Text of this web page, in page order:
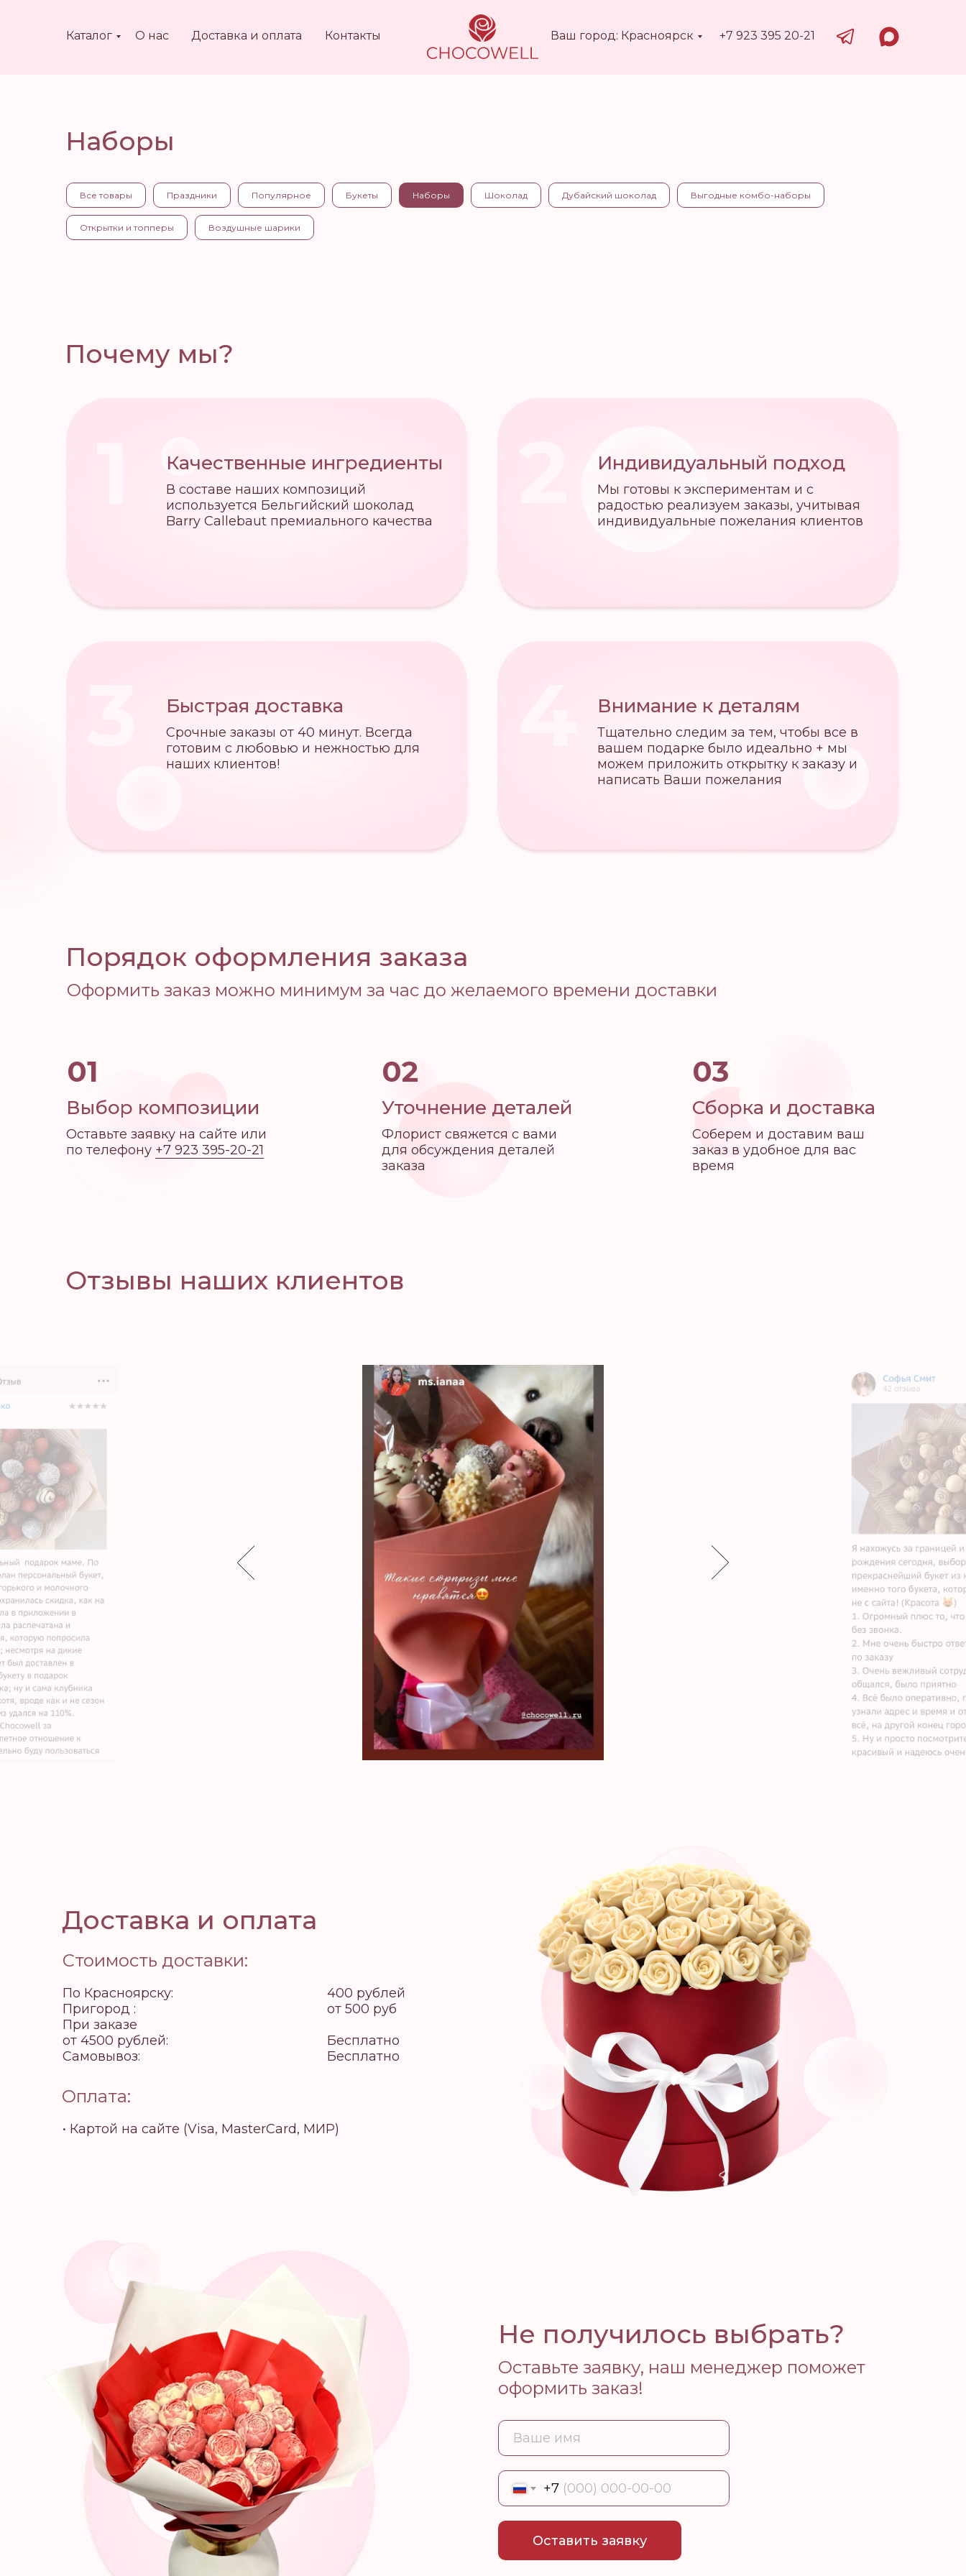
О нас Доставка и оплата
Каталог Контакты +7 923 395 20-21
Ваш город: Красноярск
Наборы
Все товары Праздники Популярное Букеты Наборы Шоколад Дубайский шоколад Выгодные комбо-наборы
Открытки и топперы Воздушные шарики
Почему мы?
В составе наших композиций
используется Бельгийский шоколад
Barry Callebaut премиального качества
Качественные ингредиенты
Мы готовы к экспериментам и с
радостью реализуем заказы, учитывая
индивидуальные пожелания клиентов
Индивидуальный подход
Срочные заказы от 40 минут. Всегда
готовим с любовью и нежностью для
наших клиентов!
Быстрая доставка
Тщательно следим за тем, чтобы все в
вашем подарке было идеально + мы
можем приложить открытку к заказу и
написать Ваши пожелания
Внимание к деталям
Порядок оформления заказа
Оформить заказ можно минимум за час до желаемого времени доставки
Оставьте заявку на сайте или
по телефону +7 923 395-20-21
Выбор композиции
01
Флорист свяжется с вами
для обсуждения деталей
заказа
Уточнение деталей
02 03
Соберем и доставим ваш
заказ в удобное для вас
время
Сборка и доставка
Отзывы наших клиентов
Доставка и оплата
Оплата:
• Картой на сайте (Visa, MasterCard, МИР)
Стоимость доставки:
По Красноярску:
Пригород :
При заказе
от 4500 рублей:
Самовывоз:
400 рублей
от 500 руб
Бесплатно
Бесплатно
Не получилось выбрать?
Оставьте заявку, наш менеджер поможет
оформить заказ!
+7
Оставить заявку